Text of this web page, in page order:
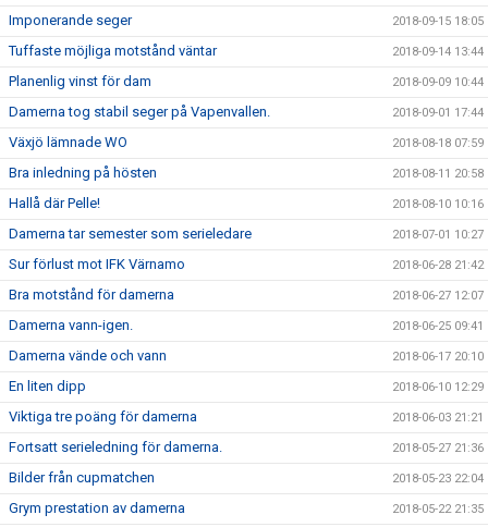
Imponerande seger 2018-09-15 18:05
Tuffaste möjliga motstånd väntar 2018-09-14 13:44
Planenlig vinst för dam 2018-09-09 10:44
Damerna tog stabil seger på Vapenvallen. 2018-09-01 17:44
Växjö lämnade WO 2018-08-18 07:59
Bra inledning på hösten 2018-08-11 20:58
Hallå där Pelle! 2018-08-10 10:16
Damerna tar semester som serieledare 2018-07-01 10:27
Sur förlust mot IFK Värnamo 2018-06-28 21:42
Bra motstånd för damerna 2018-06-27 12:07
Damerna vann-igen. 2018-06-25 09:41
Damerna vände och vann 2018-06-17 20:10
En liten dipp 2018-06-10 12:29
Viktiga tre poäng för damerna 2018-06-03 21:21
Fortsatt serieledning för damerna. 2018-05-27 21:36
Bilder från cupmatchen 2018-05-23 22:04
Grym prestation av damerna 2018-05-22 21:35